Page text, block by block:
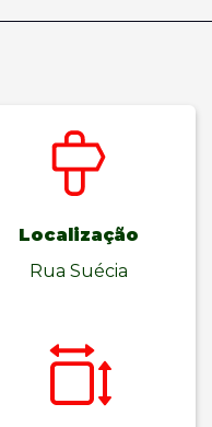
Localização
Rua Suécia